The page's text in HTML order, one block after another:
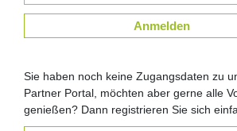
Anmelden
Sie haben noch keine Zugangsdaten zu
Partner Portal, möchten aber gerne alle
genießen? Dann registrieren Sie sich